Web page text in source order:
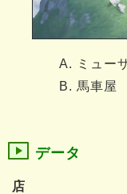
ミュー
馬車屋
データ
店